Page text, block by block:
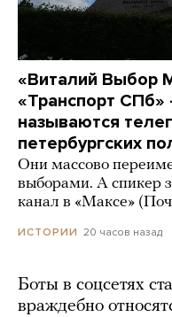
«Виталий Выбор
«Транспорт СПб»
называются
петербургских
Они массово
выборами. А спикер
канал в «Максе»
ИСТОРИИ 20 часов назад
Боты в соцсетях
враждебно